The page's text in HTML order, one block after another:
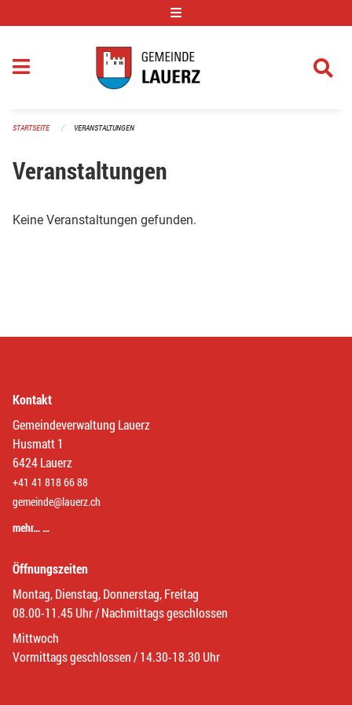
STARTSEITE VERANSTALTUNGEN
Veranstaltungen
Keine Veranstaltungen gefunden.
Kontakt
Gemeindeverwaltung Lauerz
Husmatt 1
6424 Lauerz
+41 41 818 66 88
gemeinde@lauerz.ch
mehr… …
Öffnungszeiten
Montag, Dienstag, Donnerstag, Freitag
08.00-11.45 Uhr / Nachmittags geschlossen
Mittwoch
Vormittags geschlossen / 14.30-18.30 Uhr